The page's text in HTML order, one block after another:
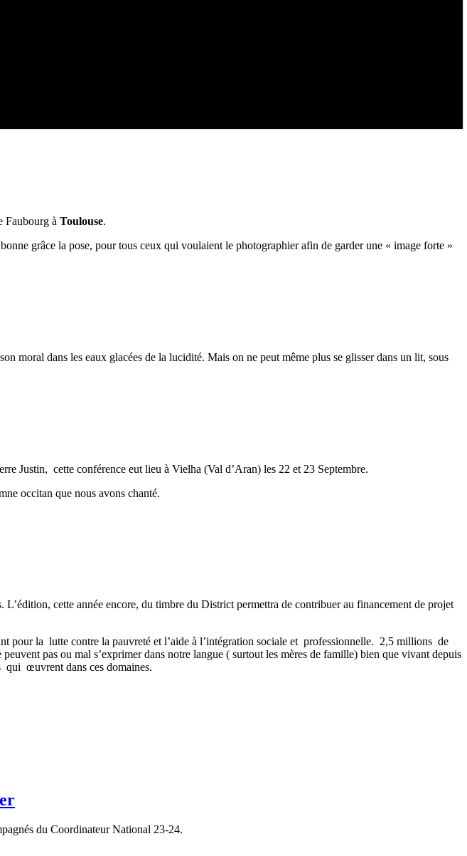
Faubourg à Toulouse.
grâce la pose, pour tous ceux qui voulaient le photographier afin de garder une « image forte »
moral dans les eaux glacées de la lucidité. Mais on ne peut même plus se glisser dans un lit, sous
Justin, cette conférence eut lieu à Vielha (Val d’Aran) les 22 et 23 Septembre.
occitan que nous avons chanté.
cette année encore, du timbre du District permettra de contribuer au financement de projet
pour la lutte contre la pauvreté et l’aide à l’intégration sociale et professionnelle. 2,5 millions de
pas ou mal s’exprimer dans notre langue ( surtout les mères de famille) bien que vivant depuis
qui œuvrent dans ces domaines.
du Coordinateur National 23-24.